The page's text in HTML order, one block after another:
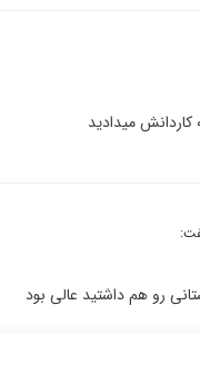
میدادید
رو هم داشتید عالی بود